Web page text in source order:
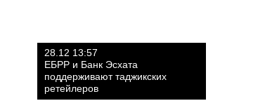
28.12 13:57
ЕБРР и Банк Эсхата
поддерживают таджикских
ретейлеров